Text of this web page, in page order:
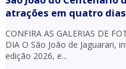
atrações em quatro
CONFIRA AS GALERIAS DE
DIA O São João de Jaguarari,
edição 2026, e...